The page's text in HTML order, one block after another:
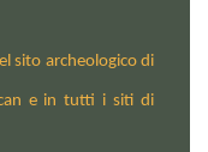
sito archeologico di
e in tutti i siti di